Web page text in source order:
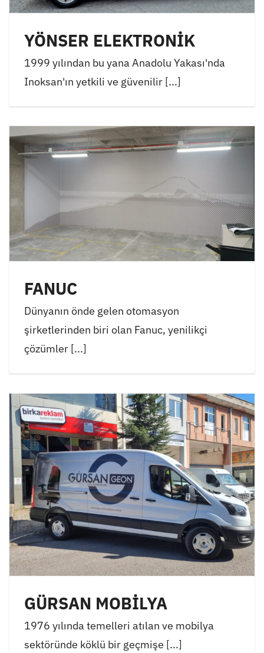
YÖNSER ELEKTRONİK
1999 yılından bu yana Anadolu Yakası'nda
Inoksan'ın yetkili ve güvenilir [...]
FANUC
Dünyanın önde gelen otomasyon
şirketlerinden biri olan Fanuc, yenilikçi
çözümler [...]
GÜRSAN MOBİLYA
1976 yılında temelleri atılan ve mobilya
sektöründe köklü bir geçmişe [...]